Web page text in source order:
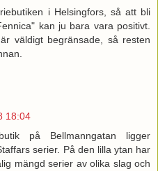
i Helsingfors, så att bli
kan ju bara vara positivt.
väldigt begränsade, så resten
18:04
på Bellmanngatan ligger
serier. På den lilla ytan har
mängd serier av olika slag och